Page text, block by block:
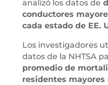
analizó los datos de
conductores
cada estado de EE.
Los investigadores
datos de la NHTSA
promedio de
residentes mayores